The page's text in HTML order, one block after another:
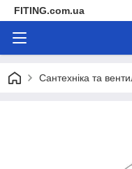
FITING.com.ua
Сантехніка та